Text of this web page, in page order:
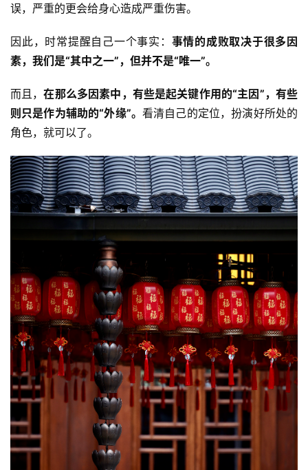
误，严重的更会给身心造成严重伤害。
因此，时常提醒自己一个事实： 事情的成败取决于很多因
素，我们是“其中之一”，但并不是“唯一”。
而且，在那么多因素中，有些是起关键作用的“主因”，有些
则只是作为辅助的“外缘”。 看清自己的定位，扮演好所处的
角色，就可以了。